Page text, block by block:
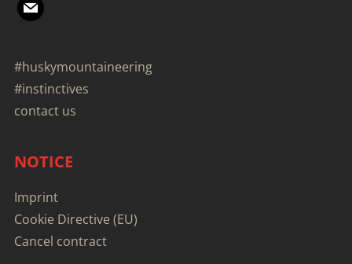
mail
#huskymountaineering
#instinctives
contact us
NOTICE
Imprint
Cookie Directive (EU)
Cancel contract